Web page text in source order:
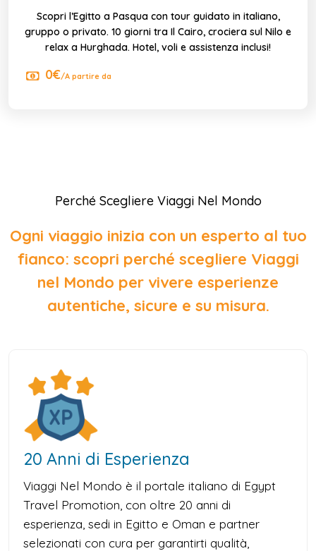
Scopri l’Egitto a Pasqua con tour guidato in italiano,
gruppo o privato. 10 giorni tra Il Cairo, crociera sul Nilo e
relax a Hurghada. Hotel, voli e assistenza inclusi!
0€/A partire da
Perché Scegliere Viaggi Nel Mondo
Ogni viaggio inizia con un esperto al tuo
fianco: scopri perché scegliere Viaggi
nel Mondo per vivere esperienze
autentiche, sicure e su misura.
20 Anni di Esperienza
Viaggi Nel Mondo è il portale italiano di Egypt
Travel Promotion, con oltre 20 anni di
esperienza, sedi in Egitto e Oman e partner
selezionati con cura per garantirti qualità,